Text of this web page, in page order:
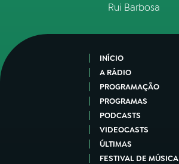
Rui Barbosa
INÍCIO
A RÁDIO
PROGRAMAÇÃO
PROGRAMAS
PODCASTS
VIDEOCASTS
ÚLTIMAS
FESTIVAL DE MÚSICA